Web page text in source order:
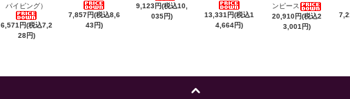
パイピング）
6,571円(税込7,2
28円)
7,857円(税込8,6
43円)
9,123円(税込10,
035円)
13,331円(税込1
4,664円)
ンピース
20,910円(税込2
3,001円)